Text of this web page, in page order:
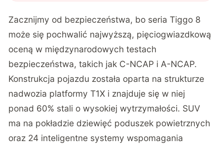
Zacznijmy od bezpieczeństwa, bo seria Tiggo 8
może się pochwalić najwyższą, pięciogwiazdkową
oceną w międzynarodowych testach
bezpieczeństwa, takich jak C-NCAP i A-NCAP.
Konstrukcja pojazdu została oparta na strukturze
nadwozia platformy T1X i znajduje się w niej
ponad 60% stali o wysokiej wytrzymałości. SUV
ma na pokładzie dziewięć poduszek powietrznych
oraz 24 inteligentne systemy wspomagania